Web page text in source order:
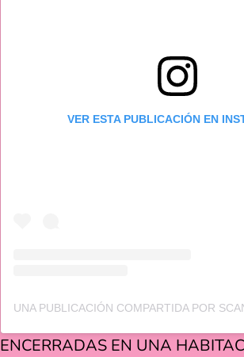
VER ESTA PUBLICACIÓN EN
ENCERRADAS EN UNA